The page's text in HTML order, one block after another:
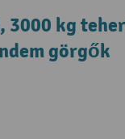
3000 kg
görgők